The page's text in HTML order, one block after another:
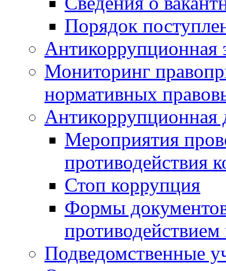
Порядок
Антикоррупционная
Мониторинг
нормативных
Антикоррупционная
Мероприятия
противодействия
Стоп коррупция
Формы
Подведомственные